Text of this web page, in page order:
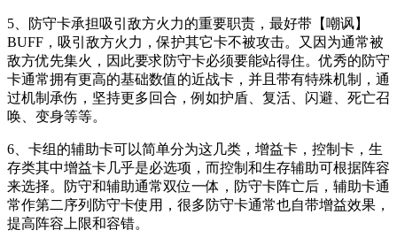
5、防守卡承担吸引敌方火力的重要职责，最好带【嘲讽】
BUFF，吸引敌方火力，保护其它卡不被攻击。又因为通常被
敌方优先集火，因此要求防守卡必须要能站得住。优秀的防守
卡通常拥有更高的基础数值的近战卡，并且带有特殊机制，通
过机制承伤，坚持更多回合，例如护盾、复活、闪避、死亡召
唤、变身等等。
6、卡组的辅助卡可以简单分为这几类，增益卡，控制卡，生
存类其中增益卡几乎是必选项，而控制和生存辅助可根据阵容
来选择。防守和辅助通常双位一体，防守卡阵亡后，辅助卡通
常作第二序列防守卡使用，很多防守卡通常也自带增益效果，
提高阵容上限和容错。